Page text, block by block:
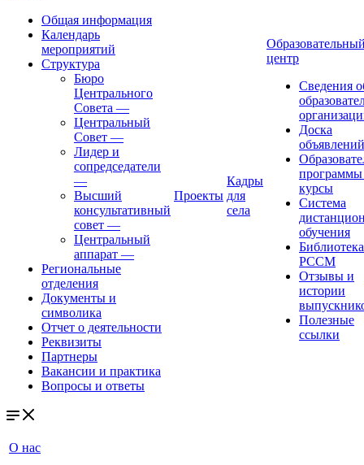
Общая информация
Календарь
мероприятий
Структура
Бюро
Центрального
Совета —
Центральный
Совет —
Лидер и
сопредседатели
—
Высший
консультативный
совет —
Центральный
аппарат —
Региональные
отделения
Документы и
символика
Отчет о деятельности
Реквизиты
Партнеры
Вакансии и практика
Вопросы и ответы
Проекты
Кадры
для
села
центр
Сведения
Доска
объявлений
курсы
Система
обучения
Библиотека
РССМ
Отзывы и
истории
Полезные
ссылки
О нас